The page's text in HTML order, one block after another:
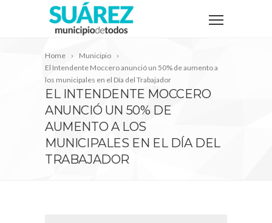
Home
Municipio
El Intendente Moccero anunció un 50% de aumento a
los municipales en el Día del Trabajador
EL INTENDENTE MOCCERO
ANUNCIÓ UN 50% DE
AUMENTO A LOS
MUNICIPALES EN EL DÍA DEL
TRABAJADOR